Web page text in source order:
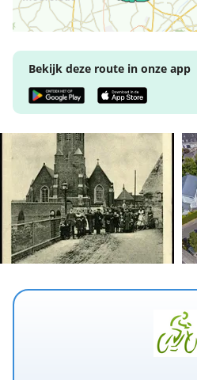
Bekijk deze route in onze app